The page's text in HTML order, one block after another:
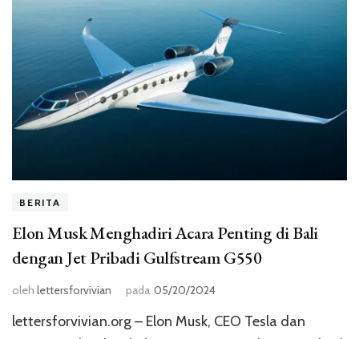
BERITA
Elon Musk Menghadiri Acara Penting di Bali
dengan Jet Pribadi Gulfstream G550
oleh lettersforvivian pada 05/20/2024
lettersforvivian.org – Elon Musk, CEO Tesla dan